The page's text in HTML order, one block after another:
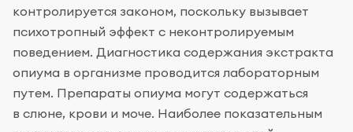
контролируется законом, поскольку вызывает
психотропный эффект с неконтролируемым
поведением. Диагностика содержания экстракта
опиума в организме проводится лабораторным
путем. Препараты опиума могут содержаться
в слюне, крови и моче. Наиболее показательным